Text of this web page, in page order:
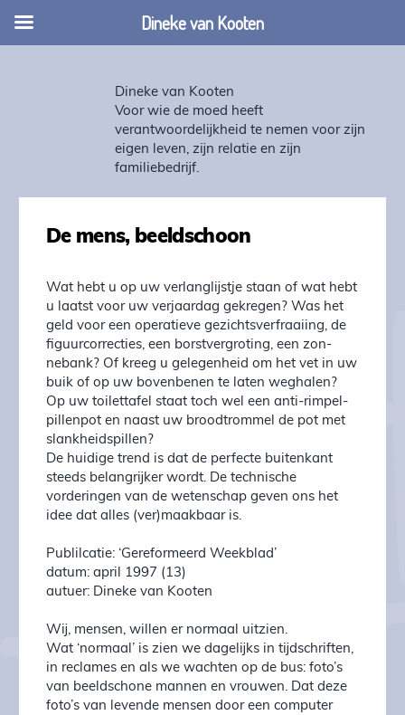
Dineke van Kooten
Voor wie de moed heeft
verantwoordelijkheid te nemen voor zijn
eigen leven, zijn relatie en zijn
familiebedrijf.
De mens, beeldschoon
Wat hebt u op uw verlanglijstje staan of wat hebt
u laatst voor uw verjaardag gekregen? Was het
geld voor een operatieve ge­zichtsver­fraai­­ing, de
figuur­correcties, een borstvergroting, een zon­
nebank? Of kreeg u gelegenheid om het vet in uw
buik of op uw bovenbenen te la­ten weghalen?
Op uw toilettafel staat toch wel een anti-rim­pel­­
pil­len­pot en naast uw broodtrommel de pot met
slankheidspillen?
De huidige trend is dat de per­fecte buitenkant
steeds belang­rij­ker wordt. De technische
vorderingen van de wetenschap ge­ven ons het
idee dat alles (ver)maakbaar is.
Publilcatie: ‘Gereformeerd Weekblad’
datum: april 1997 (13)
autuer: Dineke van Kooten
Wij, mensen, willen er normaal uitzien.
Wat ‘normaal’ is zien we dagelijks in tijdschriften,
in recla­mes en als we wachten op de bus: foto’s
van beeldschone mannen en vrou­wen. Dat deze
foto’s van levende mensen door een com­pu­ter
Dineke van Kooten